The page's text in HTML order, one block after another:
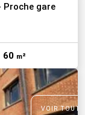
Proche gare
60 m²
VOIR